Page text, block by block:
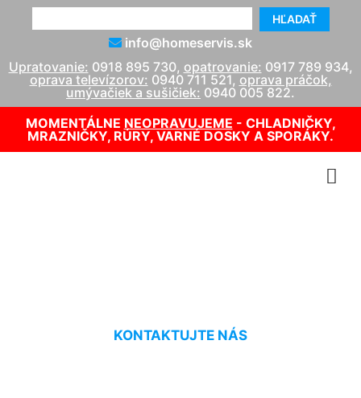
HĽADAŤ
info@homeservis.sk
Upratovanie: 0918 895 730, opatrovanie: 0917 789 934,
oprava televízorov: 0940 711 521, oprava práčok,
umývačiek a sušičiek: 0940 005 822.
MOMENTÁLNE NEOPRAVUJEME - CHLADNIČKY,
MRAZNIČKY, RÚRY, VARNÉ DOSKY A SPORÁKY.
KONTAKTUJTE NÁS